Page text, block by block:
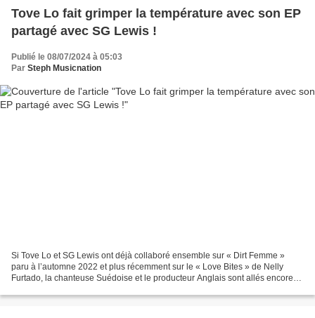
Tove Lo fait grimper la température avec son EP
partagé avec SG Lewis !
Publié le 08/07/2024 à 05:03
Par Steph Musicnation
Si Tove Lo et SG Lewis ont déjà collaboré ensemble sur « Dirt Femme »
paru à l’automne 2022 et plus récemment sur le « Love Bites » de Nelly
Furtado, la chanteuse Suédoise et le producteur Anglais sont allés encore